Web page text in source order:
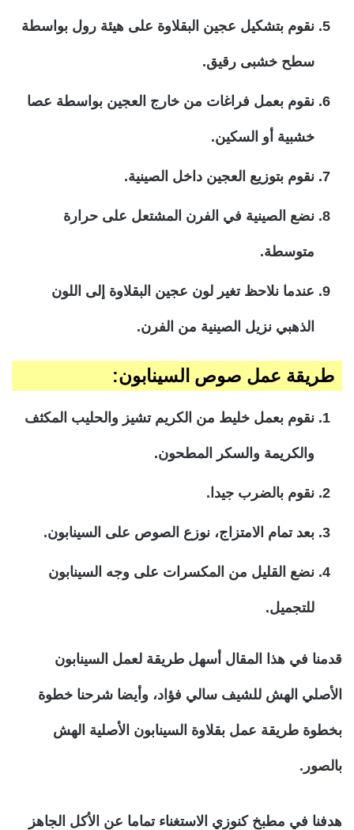
نقوم بتشكيل عجين البقلاوة على هيئة رول بواسطة
سطح خشبى رقيق.
نقوم بعمل فراغات من خارج العجين بواسطة عصا
خشبية أو السكين.
نقوم بتوزيع العجين داخل الصينية.
نضع الصينية في الفرن المشتعل على حرارة
متوسطة.
عندما نلاحظ تغير لون عجين البقلاوة إلى اللون
الذهبي نزيل الصينية من الفرن.
طريقة عمل صوص السينابون:
نقوم بعمل خليط من الكريم تشيز والحليب المكثف
والكريمة والسكر المطحون.
نقوم بالضرب جيدا.
بعد تمام الامتزاج، نوزع الصوص على السينابون.
نضع القليل من المكسرات على وجه السينابون
للتجميل.
قدمنا في هذا المقال أسهل طريقة لعمل السينابون
الأصلي الهش للشيف سالي فؤاد، وأيضا شرحنا خطوة
بخطوة طريقة عمل بقلاوة السينابون الأصلية الهش
بالصور.
هدفنا في مطبخ كنوزي الاستغناء تماما عن الأكل الجاهز